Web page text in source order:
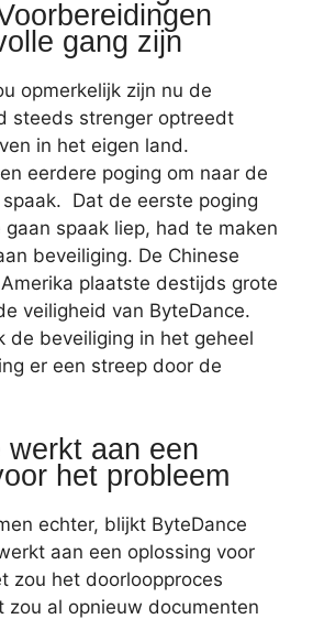
gang zijn
opmerkelijk zijn nu de
steeds strenger optreedt
in het eigen land.
eerdere poging om naar de
Dat de eerste poging
spaak liep, had te maken
beveiliging. De Chinese
plaatste destijds grote
veiligheid van ByteDance.
de beveiliging in het geheel
er een streep door de
werkt aan een
het probleem
echter, blijkt ByteDance
aan een oplossing voor
zou het doorloopproces
zou al opnieuw documenten